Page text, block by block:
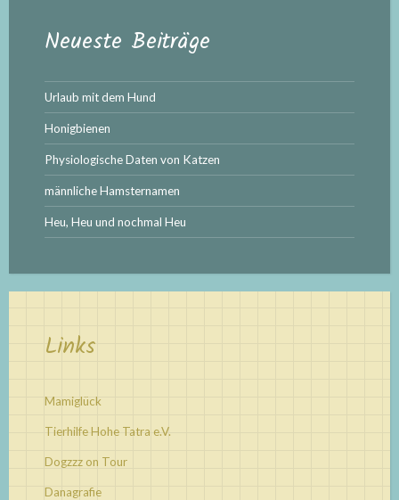
Neueste Beiträge
Urlaub mit dem Hund
Honigbienen
Physiologische Daten von Katzen
männliche Hamsternamen
Heu, Heu und nochmal Heu
Links
Mamiglück
Tierhilfe Hohe Tatra e.V.
Dogzzz on Tour
Danagrafie